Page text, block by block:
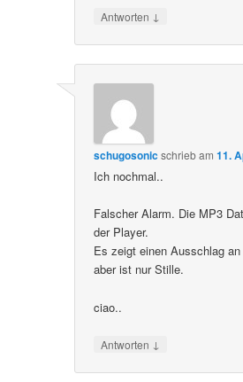
Antworten ↓
schugosonicschriebam11.
Ich nochmal..
Falscher Alarm. Die MP3
der Player.
Es zeigt einen Ausschlag
aber ist nur Stille.
ciao..
Antworten ↓